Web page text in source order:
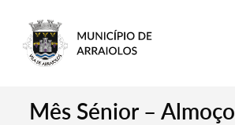
Mês Sénior – Almoço